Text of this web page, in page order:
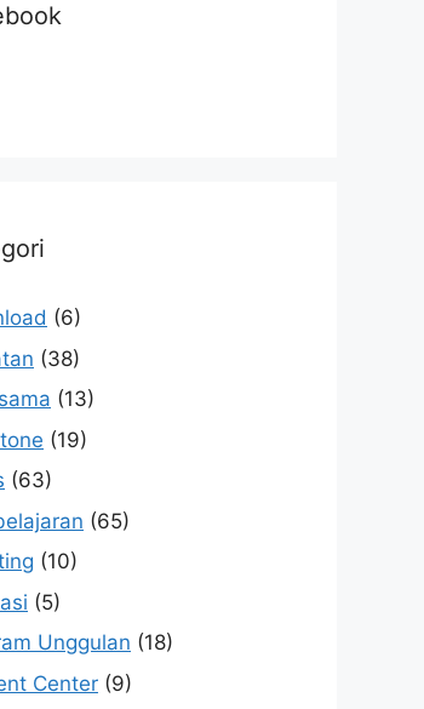
(6)
(38)
(13)
(19)
(63)
(65)
(10)
(5)
Unggulan (18)
Center (9)